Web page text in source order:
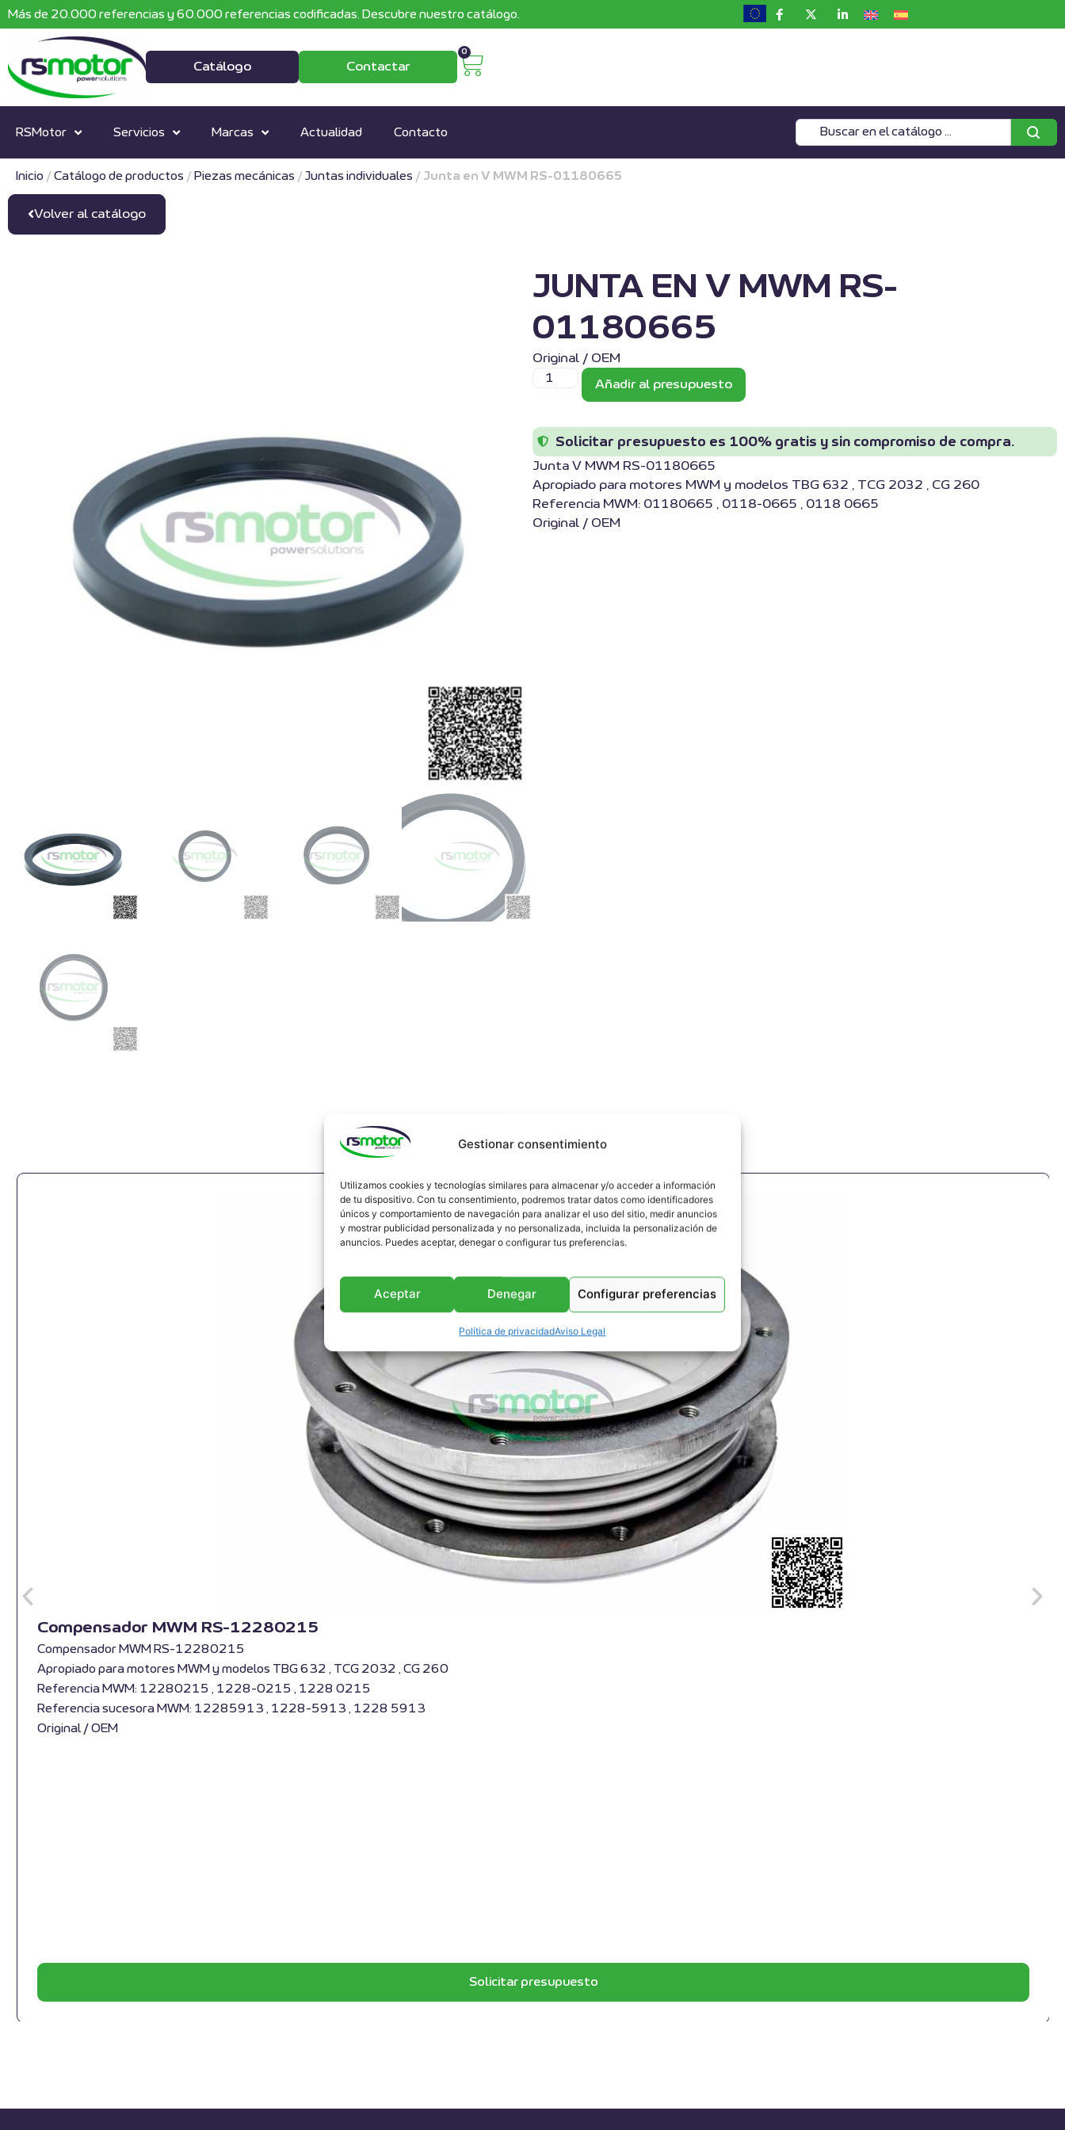
Gestionar consentimiento
Utilizamos cookies y tecnologías similares para almacenar y/o acceder a información
de tu dispositivo. Con tu consentimiento, podremos tratar datos como identificadores
únicos y comportamiento de navegación para analizar el uso del sitio, medir anuncios
y mostrar publicidad personalizada y no personalizada, incluida la personalización de
anuncios. Puedes aceptar, denegar o configurar tus preferencias.
Aceptar Denegar Configurar preferencias
Política de privacidadAviso Legal
Más de 20.000 referencias y 60.000 referencias codificadas. Descubre nuestro catálogo.
Catálogo Contactar
0
RSMotor Servicios Marcas Actualidad Contacto
Inicio / Catálogo de productos / Piezas mecánicas / Juntas individuales / Junta en V MWM RS-01180665
Volver al catálogo
JUNTA EN V MWM RS-
01180665
Original / OEM
Añadir al presupuesto
Solicitar presupuesto es 100% gratis y sin compromiso de compra.
Junta V MWM RS-01180665
Apropiado para motores MWM y modelos TBG 632 , TCG 2032 , CG 260
Referencia MWM: 01180665 , 0118-0665 , 0118 0665
Original / OEM
Podría interesarte
Compensador MWM RS-12280215
Compensador MWM RS-12280215
Apropiado para motores MWM y modelos TBG 632 , TCG 2032 , CG 260
Referencia MWM: 12280215 , 1228-0215 , 1228 0215
Referencia sucesora MWM: 12285913 , 1228-5913 , 1228 5913
Original / OEM
Solicitar presupuesto